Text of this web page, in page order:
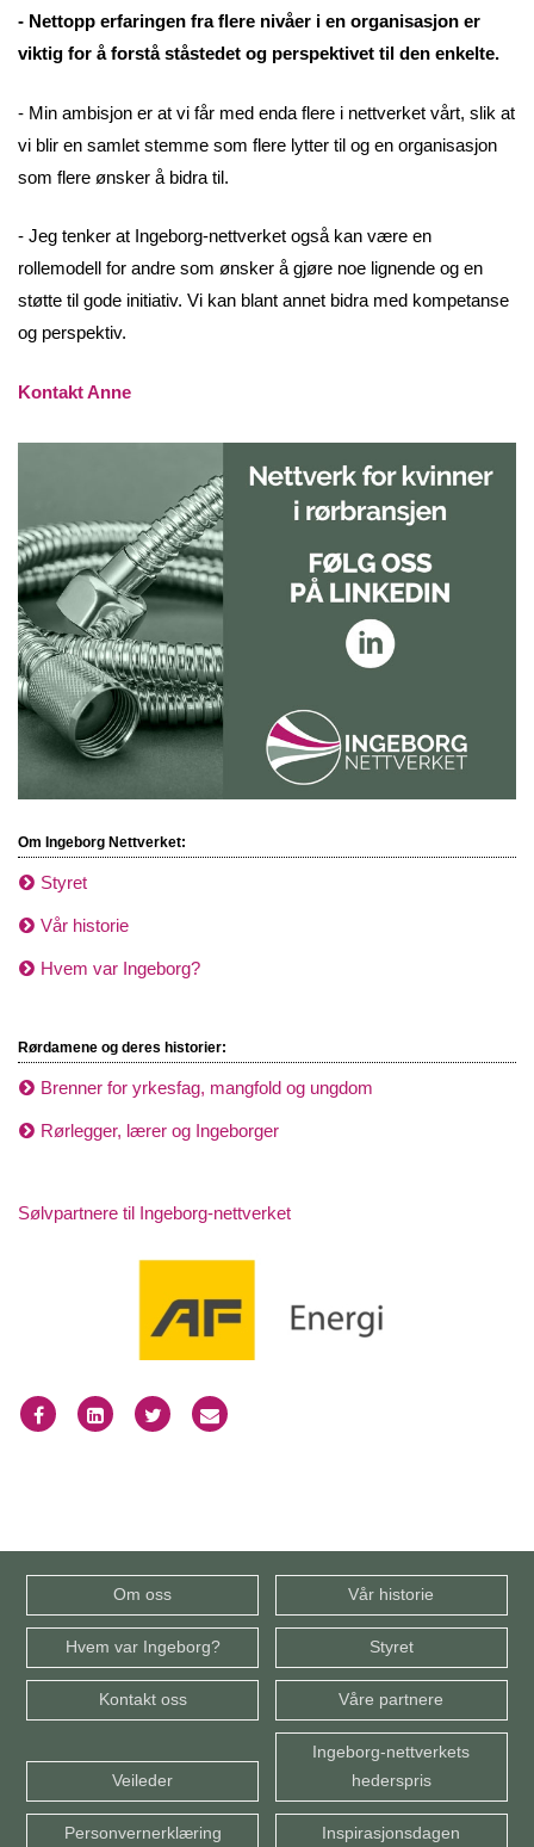
- Nettopp erfaringen fra flere nivåer i en organisasjon er
viktig for å forstå ståstedet og perspektivet til den enkelte.
- Min ambisjon er at vi får med enda flere i nettverket vårt, slik at
vi blir en samlet stemme som flere lytter til og en organisasjon
som flere ønsker å bidra til.
- Jeg tenker at Ingeborg-nettverket også kan være en
rollemodell for andre som ønsker å gjøre noe lignende og en
støtte til gode initiativ. Vi kan blant annet bidra med kompetanse
og perspektiv.
Kontakt Anne
Om Ingeborg Nettverket:
Styret
Vår historie
Hvem var Ingeborg?
Rørdamene og deres historier:
Brenner for yrkesfag, mangfold og ungdom
Rørlegger, lærer og Ingeborger
Sølvpartnere til Ingeborg-nettverket
Om oss Vår historie
Hvem var Ingeborg? Styret
Kontakt oss Våre partnere
Veileder
Ingeborg-nettverkets
hederspris
Personvernerklæring Inspirasjonsdagen